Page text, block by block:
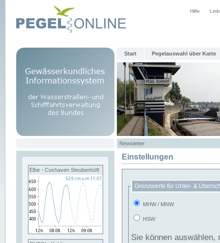
Hilfe
Start Pegelauswahl über Karte
Newsletter
Elbe - Cuxhaven Steubenhöft
Einstellungen
Grenzwerte für Unter- &
MHW / MNW
HSW
Sie können